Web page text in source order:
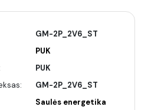
GM-2P_2V6_ST
PUK
PUK
GM-2P_2V6_ST
Saulės energetika